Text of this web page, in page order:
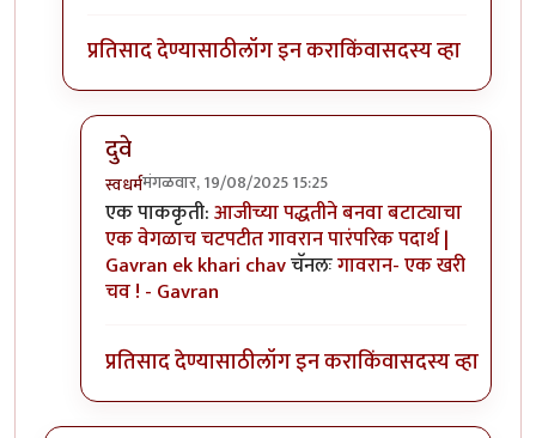
प्रतिसाद देण्यासाठीलॉग इन कराकिंवासदस्य व्हा
दुवे
स्वधर्ममंगळवार, 19/08/2025 15:25
In reply toअगदीच असं नाहीbyस्वधर्म
एक पाककृती:आजीच्या पद्धतीने बनवा बटाट्याचा
एक वेगळाच चटपटीत गावरान पारंपरिक पदार्थ |
Gavran ek khari chavचॅनलःगावरान- एक खरी
चव ! - Gavran
प्रतिसाद देण्यासाठीलॉग इन कराकिंवासदस्य व्हा